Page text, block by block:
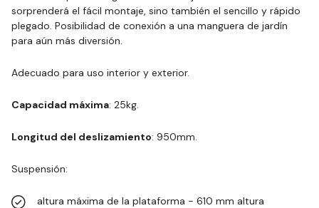
sorprenderá el fácil montaje, sino también el sencillo y rápido
plegado. Posibilidad de conexión a una manguera de jardín
para aún más diversión.
Adecuado para uso interior y exterior.
Capacidad máxima: 25kg.
Longitud del deslizamiento: 950mm.
Suspensión:
altura máxima de la plataforma - 610 mm altura